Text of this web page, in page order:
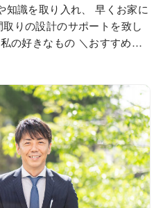
知識を取り入れ、 早くお家に
りの設計のサポートを致し
の好きなもの ＼おすすめイ